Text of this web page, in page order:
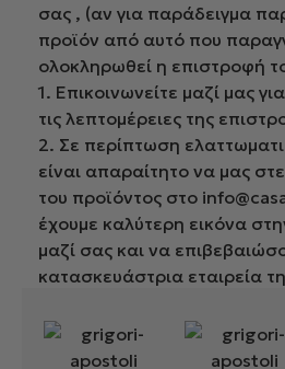
σας , (αν για παράδειγμα
προϊόν από αυτό που
ολοκληρωθεί η επιστροφή
1. Επικοινωνείτε μαζί μας
τις λεπτομέρειες της
2. Σε περίπτωση
είναι απαραίτητο να μας
του προϊόντος στο
έχουμε καλύτερη εικόνα
μαζί σας και να
κατασκευάστρια εταιρεία
4. Συσκευάζετε το προϊόν
προστατευμένο κατά την